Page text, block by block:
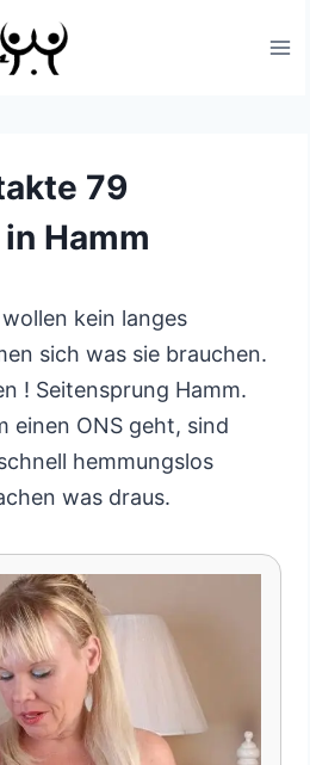
79
Hamm
kein langes
sich was sie brauchen.
! Seitensprung Hamm.
einen ONS geht, sind
hemmungslos
was draus.